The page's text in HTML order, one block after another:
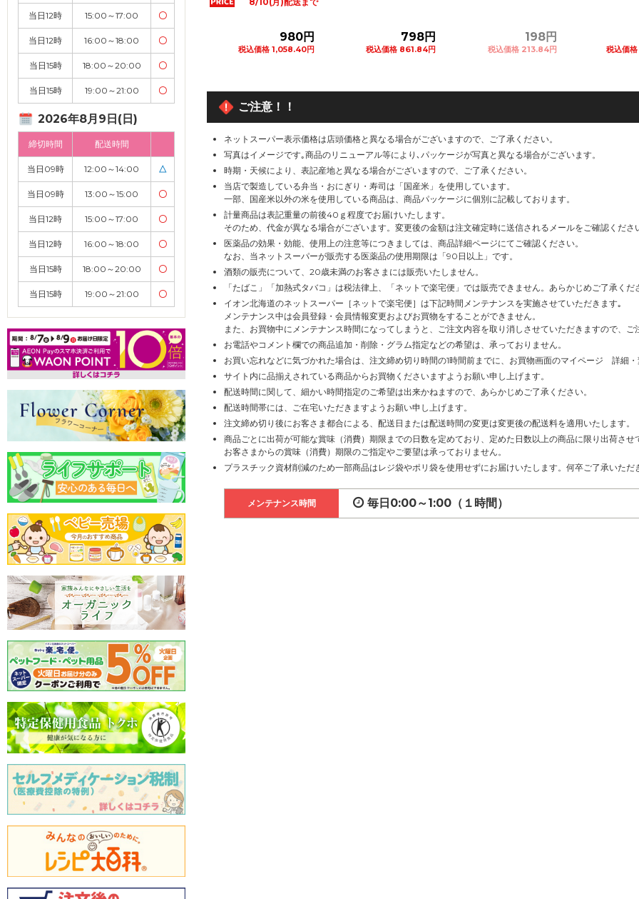
当日12時 15:00～17:00 〇
当日12時 16:00～18:00 〇
当日15時 18:00～20:00 〇
当日15時 19:00～21:00 〇
2026年8月9日(日)
締切時間 配送時間
当日09時 12:00～14:00 △
当日09時 13:00～15:00 〇
当日12時 15:00～17:00 〇
当日12時 16:00～18:00 〇
当日15時 18:00～20:00 〇
当日15時 19:00～21:00 〇
1,080円
カートに追加
1,280円
カートに追加
980円
税込価格 1,058.40円
798円
税込価格 861.84円
198円
税込価格 213.84円 税込価
ご注意！！
ネットスーパー表示価格は店頭価格と異なる場合がございますので、ご了承ください。
写真はイメージです｡商品のリニューアル等により､パッケージが写真と異なる場合がございます。
時期・天候により、表記産地と異なる場合がございますので、ご了承ください。
当店で製造している弁当・おにぎり・寿司は「国産米」を使用しています。
一部、国産米以外の米を使用している商品は、商品パッケージに個別に記載しております。
計量商品は表記重量の前後40ｇ程度でお届けいたします。
そのため、代金が異なる場合がございます。変更後の金額は注文確定時に送信されるメールをご確認くださ
医薬品の効果・効能、使用上の注意等につきましては、商品詳細ページにてご確認ください。
なお、当ネットスーパーが販売する医薬品の使用期限は「90日以上」です。
酒類の販売について、20歳未満のお客さまには販売いたしません。
「たばこ」「加熱式タバコ」は税法律上、「ネットで楽宅便」では販売できません。あらかじめご了承くだ
イオン北海道のネットスーパー［ネットで楽宅便］は下記時間メンテナンスを実施させていただきます｡
メンテナンス中は会員登録・会員情報変更およびお買物をすることができません。
また、お買物中にメンテナンス時間になってしまうと、ご注文内容を取り消しさせていただきますので、ご
お電話やコメント欄での商品追加・削除・グラム指定などの希望は、承っておりません。
お買い忘れなどに気づかれた場合は、注文締め切り時間の1時間前までに、お買物画面のマイページ 詳細
サイト内に品揃えされている商品からお買物くださいますようお願い申し上げます。
配送時間に関して、細かい時間指定のご希望は出来かねますので、あらかじめご了承ください。
配送時間帯には、ご在宅いただきますようお願い申し上げます。
注文締め切り後にお客さま都合による、配送日または配送時間の変更は変更後の配送料を適用いたします。
商品ごとに出荷が可能な賞味（消費）期限までの日数を定めており、定めた日数以上の商品に限り出荷させ
お客さまからの賞味（消費）期限のご指定やご要望は承っておりません。
プラスチック資材削減のため一部商品はレジ袋やポリ袋を使用せずにお届けいたします。何卒ご了承いた
メンテナンス時間 毎日0:00～1:00（１時間）